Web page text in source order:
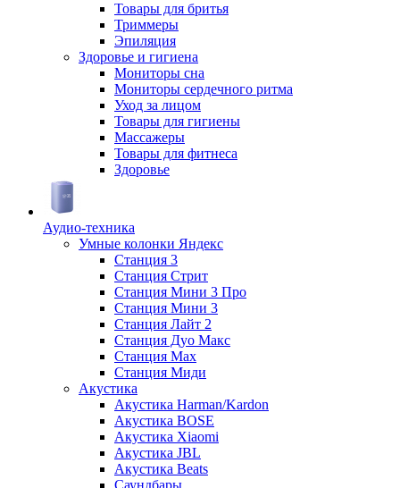
Товары для бритья
Триммеры
Эпиляция
Здоровье и гигиена
Мониторы сна
Мониторы сердечного ритма
Уход за лицом
Товары для гигиены
Массажеры
Товары для фитнеса
Здоровье
Аудио-техника
Умные колонки Яндекс
Станция 3
Станция Стрит
Станция Мини 3 Про
Станция Мини 3
Станция Лайт 2
Станция Дуо Макс
Станция Max
Станция Миди
Акустика
Акустика Harman/Kardon
Акустика BOSE
Акустика Xiaomi
Акустика JBL
Акустика Beats
Саундбары